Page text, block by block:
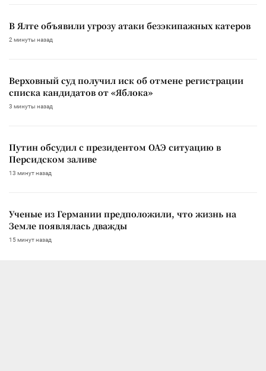
В Ялте объявили угрозу атаки безэкипажных катеров
2 минуты назад
Верховный суд получил иск об отмене регистрации
списка кандидатов от «Яблока»
3 минуты назад
Путин обсудил с президентом ОАЭ ситуацию в
Персидском заливе
13 минут назад
Ученые из Германии предположили, что жизнь на
Земле появлялась дважды
15 минут назад